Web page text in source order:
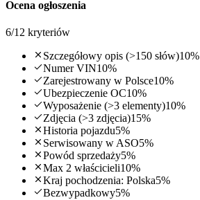
Ocena ogłoszenia
6/12 kryteriów
Szczegółowy opis (>150 słów)10%
Numer VIN10%
Zarejestrowany w Polsce10%
Ubezpieczenie OC10%
Wyposażenie (>3 elementy)10%
Zdjęcia (>3 zdjęcia)15%
Historia pojazdu5%
Serwisowany w ASO5%
Powód sprzedaży5%
Max 2 właścicieli10%
Kraj pochodzenia: Polska5%
Bezwypadkowy5%